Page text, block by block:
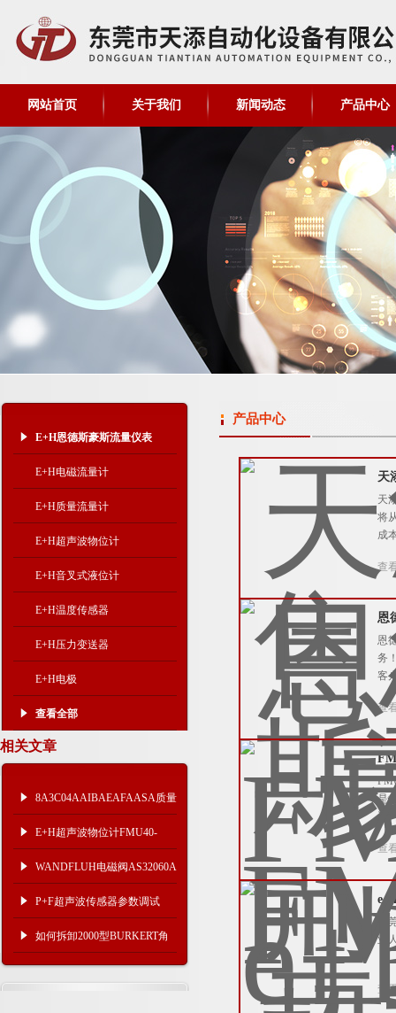
网站首页 关于我们 新闻动态 产品中心
E+H恩德斯豪斯流量仪表
E+H电磁流量计
E+H质量流量计
E+H超声波物位计
E+H音叉式液位计
E+H温度传感器
E+H压力变送器
E+H电极
查看全部
相关文章
8A3C04AAIBAEAFAASA质量
流量计原理
E+H超声波物位计FMU40-
ANB2A2故障排除方案
WANDFLUH电磁阀AS32060A
液压公司
P+F超声波传感器参数调试
如何拆卸2000型BURKERT角
座阀
产品中心
天
天
将
成
查
恩
恩
务
客
查
是
资
查
东
业
查